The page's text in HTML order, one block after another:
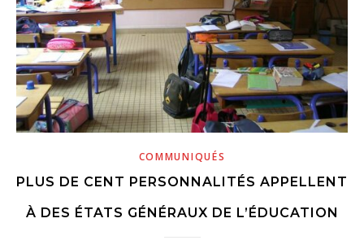
COMMUNIQUÉS
PLUS DE CENT PERSONNALITÉS APPELLENT
À DES ÉTATS GÉNÉRAUX DE L’ÉDUCATION